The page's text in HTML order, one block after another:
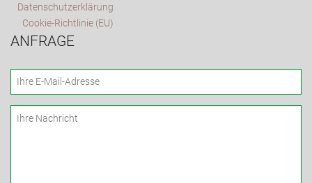
Datenschutzerklärung
Cookie-Richtlinie (EU)
ANFRAGE